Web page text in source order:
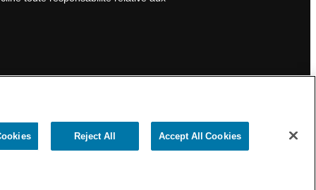
Reject All Accept All Cookies